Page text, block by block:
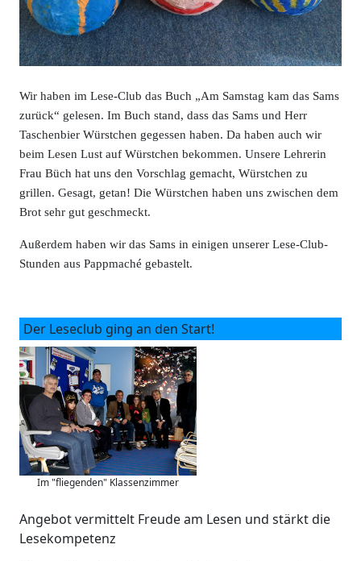
Wir haben im Lese-Club das Buch „Am Samstag kam das Sams
zurück“ gelesen. Im Buch stand, dass das Sams und Herr
Taschenbier Würstchen gegessen haben. Da haben auch wir
beim Lesen Lust auf Würstchen bekommen. Unsere Lehrerin
Frau Büch hat uns den Vorschlag gemacht, Würstchen zu
grillen. Gesagt, getan! Die Würstchen haben uns zwischen dem
Brot sehr gut geschmeckt.
Außerdem haben wir das Sams in einigen unserer Lese-Club-
Stunden aus Pappmaché gebastelt.
Der Leseclub ging an den Start!
Im "fliegenden" Klassenzimmer
Angebot vermittelt Freude am Lesen und stärkt die
Lesekompetenz